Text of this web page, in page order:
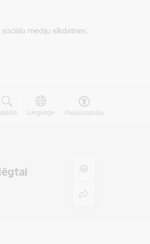
mediju sīkdatnes.
Language Piekļūstamība